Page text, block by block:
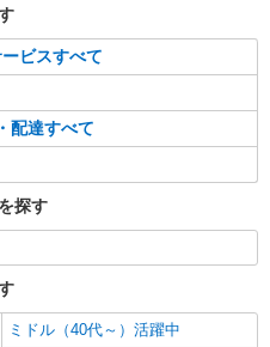
ビスすべて
配達すべて
探す
ミドル（40代～）活躍中